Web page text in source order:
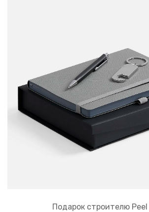
Подарок строителю